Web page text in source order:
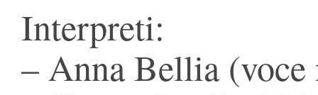
Interpreti:
– Anna Bellia (voce